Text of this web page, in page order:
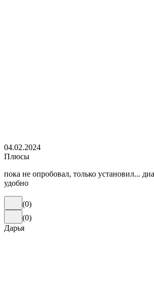
04.02.2024
Плюсы
пока не опробовал, только установил...
удобно
(0)
(0)
Дарья